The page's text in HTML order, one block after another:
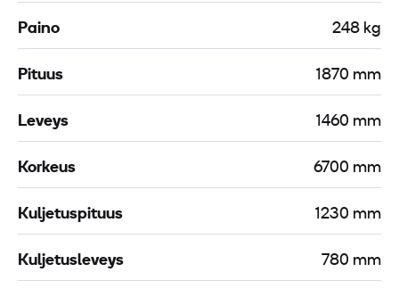
Paino 248 kg
Pituus 1870 mm
Leveys 1460 mm
Korkeus 6700 mm
Kuljetuspituus 1230 mm
Kuljetusleveys 780 mm